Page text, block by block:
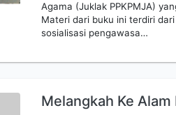
Agama (Juklak PPKPMJA)
Materi dari buku ini terdiri
sosialisasi pengawasa…
Melangkah Ke